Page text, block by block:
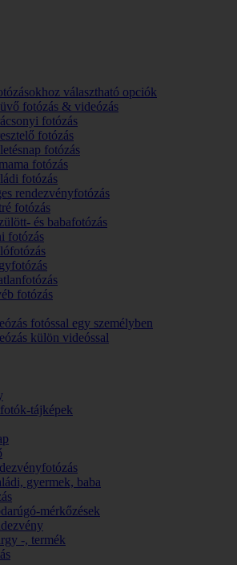
választható opciók
fotózás & videózás
fotózás
fotózás
fotózás
fotózás
fotózás
rendezvényfotózás
fotózás
és babafotózás
fotózás
fotózás
fotóssal egy személyben
külön videóssal
tájképek
gyermek, baba
mérkőzések
-, termék